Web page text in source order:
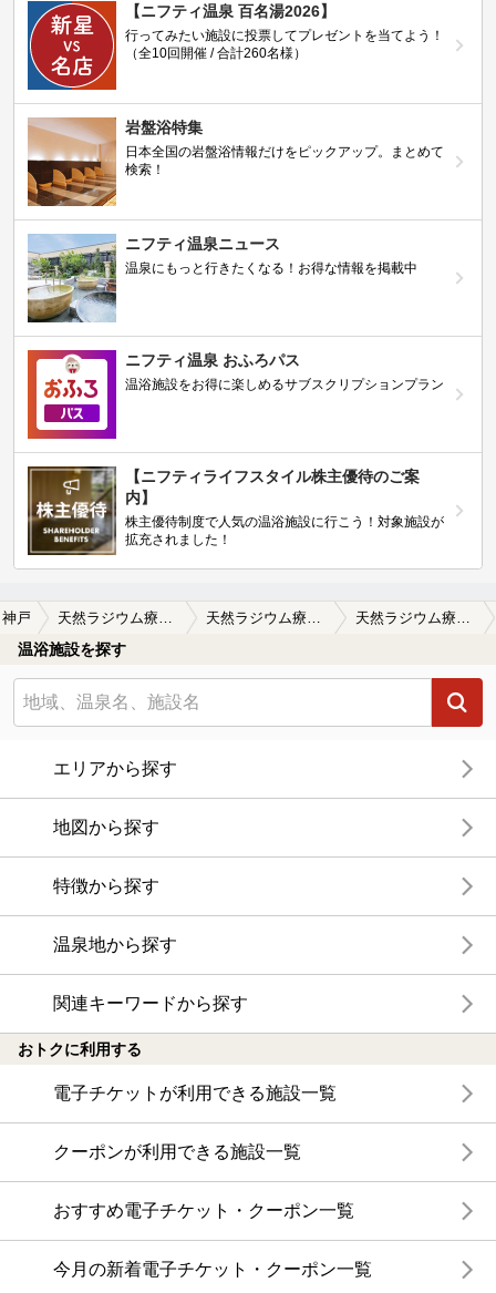
【ニフティ温泉 百名湯2026】
行ってみたい施設に投票してプレゼントを当てよう！
（全10回開催 / 合計260名様）
岩盤浴特集
日本全国の岩盤浴情報だけをピックアップ。まとめて
検索！
ニフティ温泉ニュース
温泉にもっと行きたくなる！お得な情報を掲載中
ニフティ温泉 おふろパス
温浴施設をお得に楽しめるサブスクリプションプラン
【ニフティライフスタイル株主優待のご案
内】
株主優待制度で人気の温浴施設に行こう！対象施設が
拡充されました！
神戸 天然ラジウム療養泉 華の湯の口コミ 施設全体が綺麗でゆっくりくつろげました…
温浴施設を探す
エリアから探す
地図から探す
特徴から探す
温泉地から探す
関連キーワードから探す
おトクに利用する
電子チケットが利用できる施設一覧
クーポンが利用できる施設一覧
おすすめ電子チケット・クーポン一覧
今月の新着電子チケット・クーポン一覧